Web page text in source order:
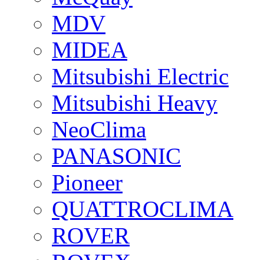
MDV
MIDEA
Mitsubishi Electric
Mitsubishi Heavy
NeoClima
PANASONIC
Pioneer
QUATTROCLIMA
ROVER